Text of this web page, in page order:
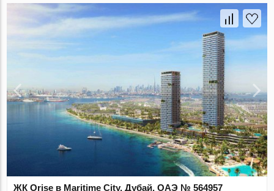
ЖК Orise в Maritime City, Дубай, ОАЭ № 564957